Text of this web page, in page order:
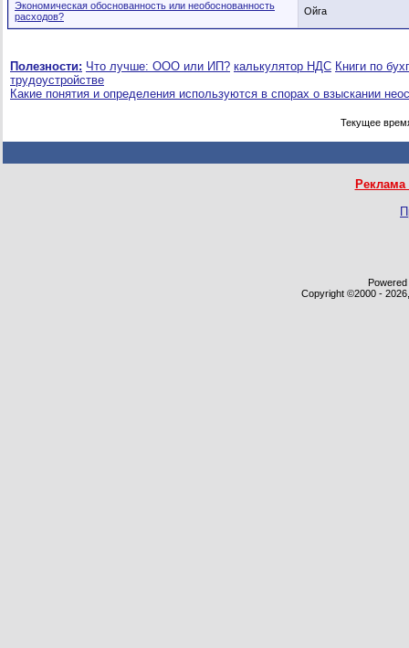
Экономическая обоснованность или необоснованность
расходов?
Ойга
Полезности: Что лучше: ООО или ИП? калькулятор НДС Книги по
трудоустройстве
Какие понятия и определения используются в спорах о взыскании
Текущее
Copyright ©2000 -